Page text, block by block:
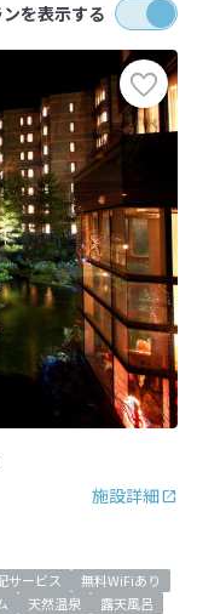
を表示する
施設詳細
サービス
無料WiFiあり
天然温泉
露天風呂